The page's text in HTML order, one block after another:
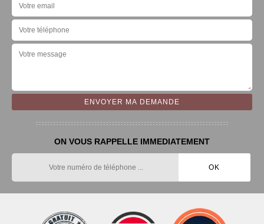
ON VOUS RAPPELLE IMMEDIATEMENT